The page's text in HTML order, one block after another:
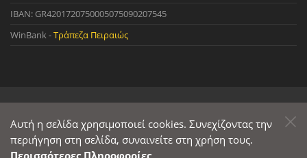
IBAN: GR4201720750005075090207545
WinBank -Τράπεζα Πειραιώς
© 2022 StreetWare. All Rights Reserved. | Designed and Developedby
Primesoft&CodeCave
Αυτή η σελίδα χρησιμοποιεί cookies. Συνεχίζοντας την
περιήγηση στη σελίδα, συναινείτε στη χρήση τους.
Περισσότερες Πληροφορίες